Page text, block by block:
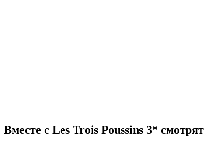
Вместе с Les Trois Poussins 3* смотрят